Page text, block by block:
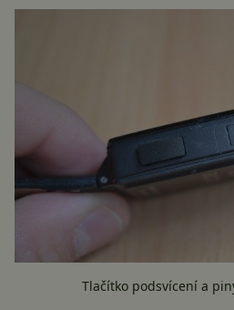
Tlačítko podsvícení a